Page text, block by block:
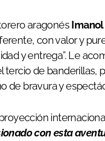
aragonés Imanol
con valor y
y entrega”. Le
tercio de banderillas,
de bravura y
con esta